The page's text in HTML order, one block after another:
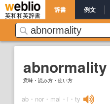
英和和英辞書
辞書 例文
abnormality
意味・読み方・使い方
ab・nor・mal・i・ty